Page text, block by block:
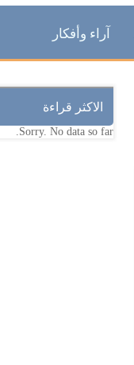
آراء وأفكار
الاكثر قراءة
Sorry. No data so far.